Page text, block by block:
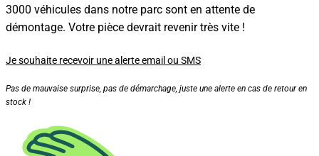
3000 véhicules dans notre parc sont en attente de
démontage. Votre pièce devrait revenir très vite !
Je souhaite recevoir une alerte email ou SMS
Pas de mauvaise surprise, pas de démarchage, juste une alerte en cas de retour en
stock !